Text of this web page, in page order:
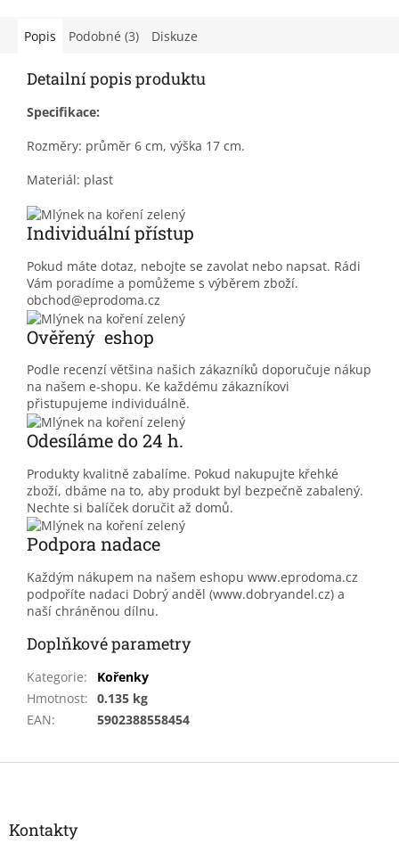
Popis Podobné (3) Diskuze
Detailní popis produktu
Specifikace:
Rozměry: průměr 6 cm, výška 17 cm.
Materiál: plast
Individuální přístup
Pokud máte dotaz, nebojte se zavolat nebo napsat. Rádi
Vám poradíme a pomůžeme s výběrem zboží.
obchod@eprodoma.cz
Ověřený eshop
Podle recenzí většina našich zákazníků doporučuje nákup
na našem e-shopu. Ke každému zákazníkovi
přistupujeme individuálně.
Odesíláme do 24 h.
Produkty kvalitně zabalíme. Pokud nakupujte křehké
zboží, dbáme na to, aby produkt byl bezpečně zabalený.
Nechte si balíček doručit až domů.
Podpora nadace
Každým nákupem na našem eshopu www.eprodoma.cz
podpoříte nadaci Dobrý anděl (www.dobryandel.cz) a
naší chráněnou dílnu.
Doplňkové parametry
Kategorie:
Kořenky
Hmotnost: 0.135 kg
EAN: 5902388558454
Z
Kontakty